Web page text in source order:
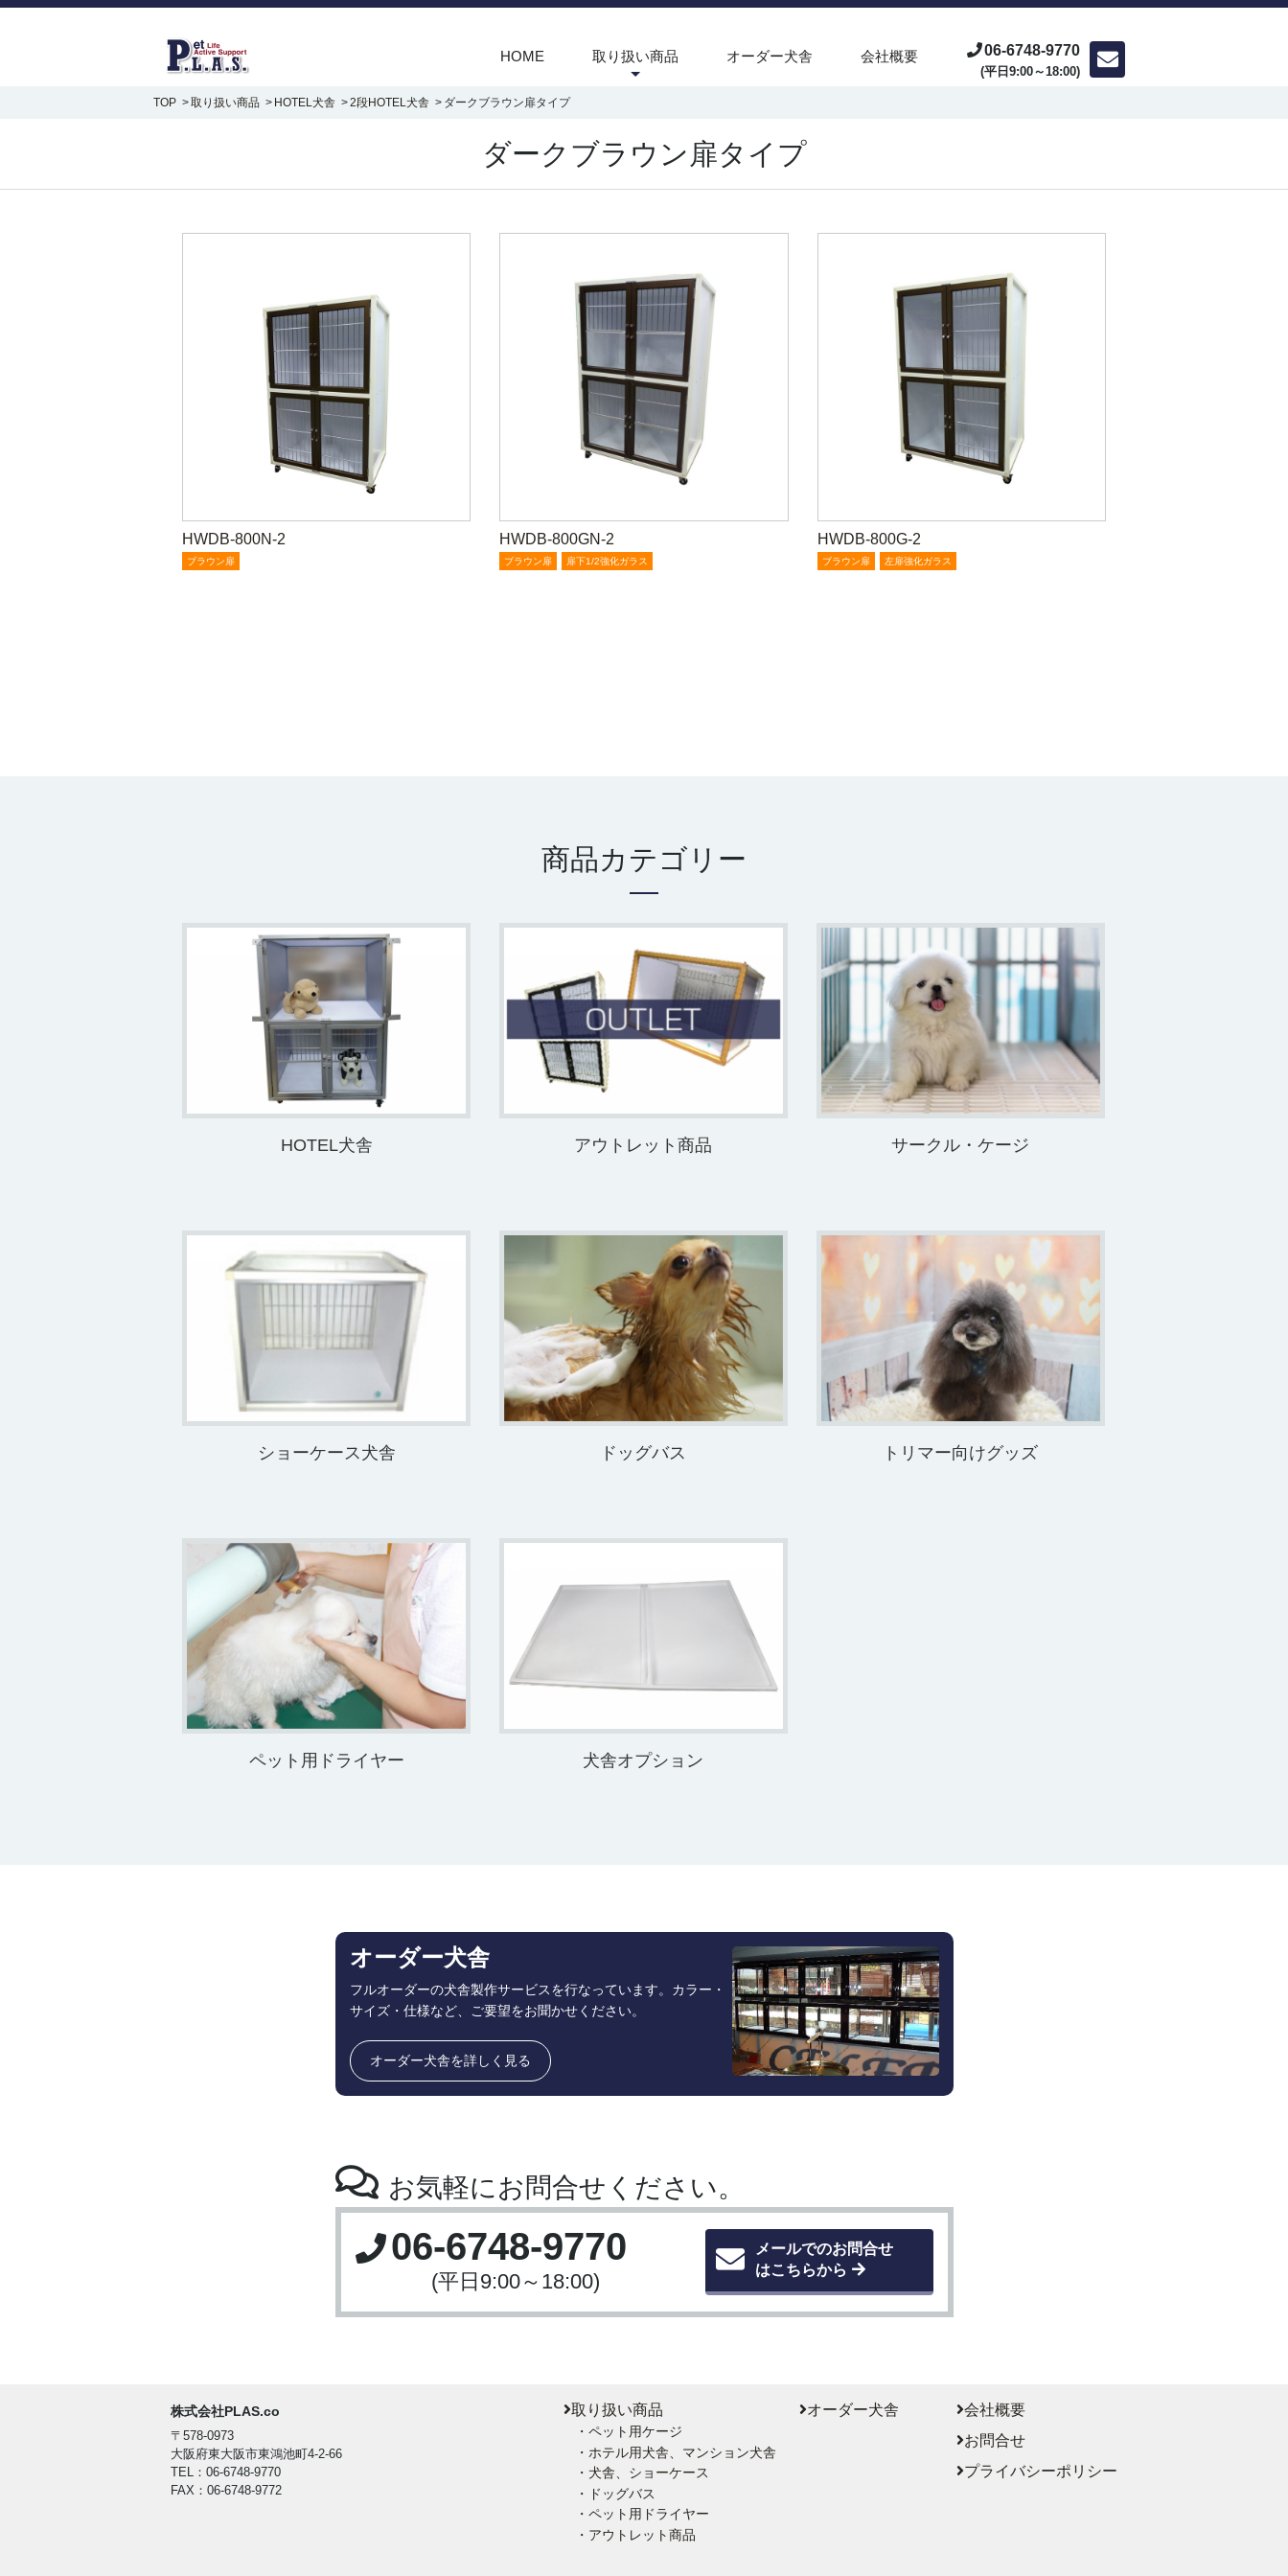
HOME 取り扱い商品 オーダー犬舎 会社概要 06-6748-9770
(平日9:00～18:00)
TOP 取り扱い商品 HOTEL犬舎 2段HOTEL犬舎 ダークブラウン扉タイプ
ダークブラウン扉タイプ
HWDB-800N-2
ブラウン扉
HWDB-800GN-2
ブラウン扉 扉下1/2強化ガラス
HWDB-800G-2
ブラウン扉 左扉強化ガラス
商品カテゴリー
HOTEL犬舎 アウトレット商品 サークル・ケージ
ショーケース犬舎 ドッグバス トリマー向けグッズ
ペット用ドライヤー 犬舎オプション
オーダー犬舎
フルオーダーの犬舎製作サービスを行なっています。カラー・
サイズ・仕様など、ご要望をお聞かせください。
オーダー犬舎を詳しく見る
お気軽にお問合せください。
06-6748-9770
(平日9:00～18:00)
メールでのお問合せ
はこちらから
取り扱い商品
・ペット用ケージ
・ホテル用犬舎、マンション犬舎
・犬舎、ショーケース
・ドッグバス
・ペット用ドライヤー
・アウトレット商品
オーダー犬舎
会社概要
お問合せ
プライバシーポリシー
株式会社PLAS.co
〒578-0973
大阪府東大阪市東鴻池町4-2-66
TEL：06-6748-9770
FAX：06-6748-9772